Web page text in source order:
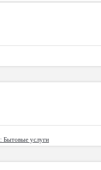
: Бытовые услуги